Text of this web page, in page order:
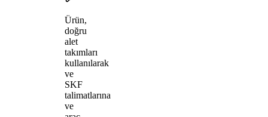
Ürün,
doğru
alet
takımları
kullanılarak
ve
SKF
talimatlarına
ve